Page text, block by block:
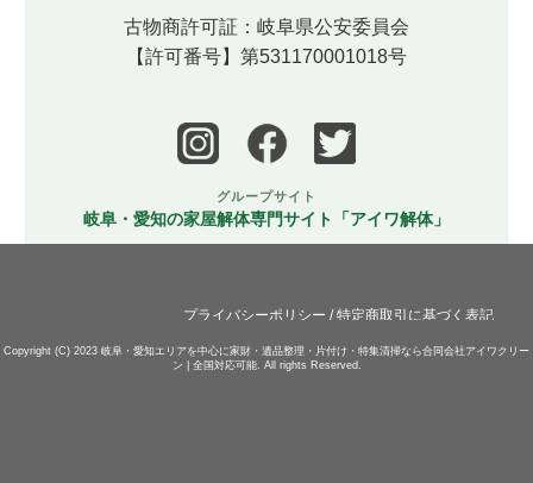
古物商許可証：岐阜県公安委員会
【許可番号】第531170001018号
グループサイト
岐阜・愛知の家屋解体専門サイト「アイワ解体」
プライバシーポリシー /特定商取引に基づく表記
Copyright (C) 2023 岐阜・愛知エリアを中心に家財・遺品整理・片付け・特集清掃なら合同会社アイワクリー
ン | 全国対応可能. All rights Reserved.